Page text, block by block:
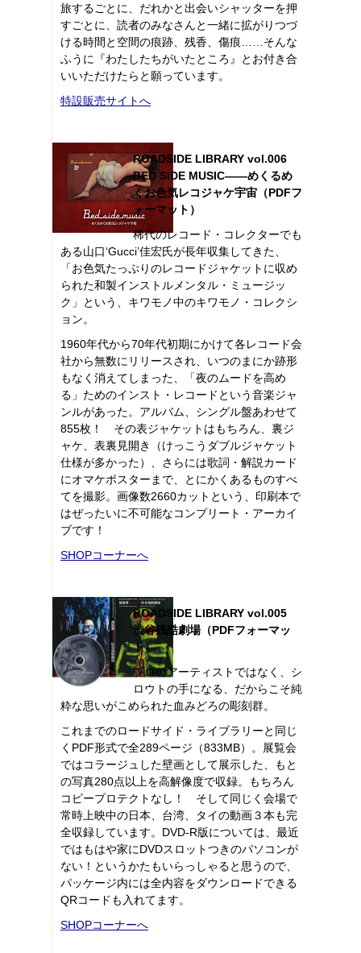
旅するごとに、だれかと出会いシャッターを押
すごとに、読者のみなさんと一緒に拡がりつづ
ける時間と空間の痕跡、残香、傷痕……そんな
ふうに『わたしたちがいたところ』とお付き合
いいただけたらと願っています。
特設販売サイトへ
ROADSIDE LIBRARY vol.006
BED SIDE MUSIC――めくるめ
くお色気レコジャケ宇宙（PDFフ
ォーマット）
稀代のレコード・コレクターでも
ある山口‘Gucci’佳宏氏が長年収集してきた、
「お色気たっぷりのレコードジャケットに収め
られた和製インストルメンタル・ミュージッ
ク」という、キワモノ中のキワモノ・コレクシ
ョン。
1960年代から70年代初期にかけて各レコード会
社から無数にリリースされ、いつのまにか跡形
もなく消えてしまった、「夜のムードを高め
る」ためのインスト・レコードという音楽ジャ
ンルがあった。アルバム、シングル盤あわせて
855枚！ その表ジャケットはもちろん、裏ジ
ャケ、表裏見開き（けっこうダブルジャケット
仕様が多かった）、さらには歌詞・解説カード
にオマケポスターまで、とにかくあるものすべ
てを撮影。画像数2660カットという、印刷本で
はぜったいに不可能なコンプリート・アーカイ
ブです！
SHOPコーナーへ
ROADSIDE LIBRARY vol.005
渋谷残酷劇場（PDFフォーマッ
ト）
プロのアーティストではなく、シ
ロウトの手になる、だからこそ純
粋な思いがこめられた血みどろの彫刻群。
これまでのロードサイド・ライブラリーと同じ
くPDF形式で全289ページ（833MB）。展覧会
ではコラージュした壁画として展示した、もと
の写真280点以上を高解像度で収録。もちろん
コピープロテクトなし！ そして同じく会場で
常時上映中の日本、台湾、タイの動画３本も完
全収録しています。DVD-R版については、最近
ではもはや家にDVDスロットつきのパソコンが
ない！というかたもいらっしゃると思うので、
パッケージ内には全内容をダウンロードできる
QRコードも入れてます。
SHOPコーナーへ